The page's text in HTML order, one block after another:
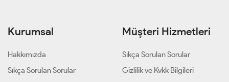
Kurumsal
Hakkımızda
Sıkça Sorulan Sorular
Müşteri Hizmetleri
Sıkça Sorulan Sorular
Gizlilik ve Kvkk Bilgileri